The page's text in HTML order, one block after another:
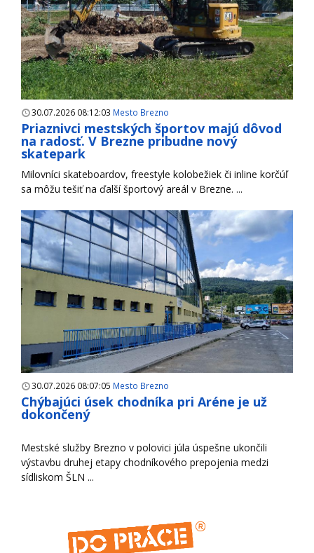
30.07.2026 08:12:03 Mesto Brezno
Priaznivci mestských športov majú dôvod
na radosť. V Brezne pribudne nový
skatepark
Milovníci skateboardov, freestyle kolobežiek či inline korčúľ
sa môžu tešiť na ďalší športový areál v Brezne. ...
30.07.2026 08:07:05 Mesto Brezno
Chýbajúci úsek chodníka pri Aréne je už
dokončený
Mestské služby Brezno v polovici júla úspešne ukončili
výstavbu druhej etapy chodníkového prepojenia medzi
sídliskom ŠLN ...